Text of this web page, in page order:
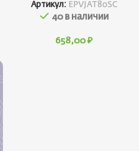
Артикул: EPVJAT80SC
40 в наличии
658,00 ₽